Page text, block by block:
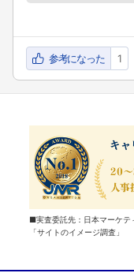
参考になった 1
■実査委託先：日本マーケ
「サイトのイメージ調査」